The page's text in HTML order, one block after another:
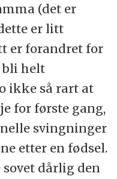
(det er
er litt
er forandret for
bli helt
ikke så rart at
for første gang,
svingninger
etter en fødsel.
dårlig den